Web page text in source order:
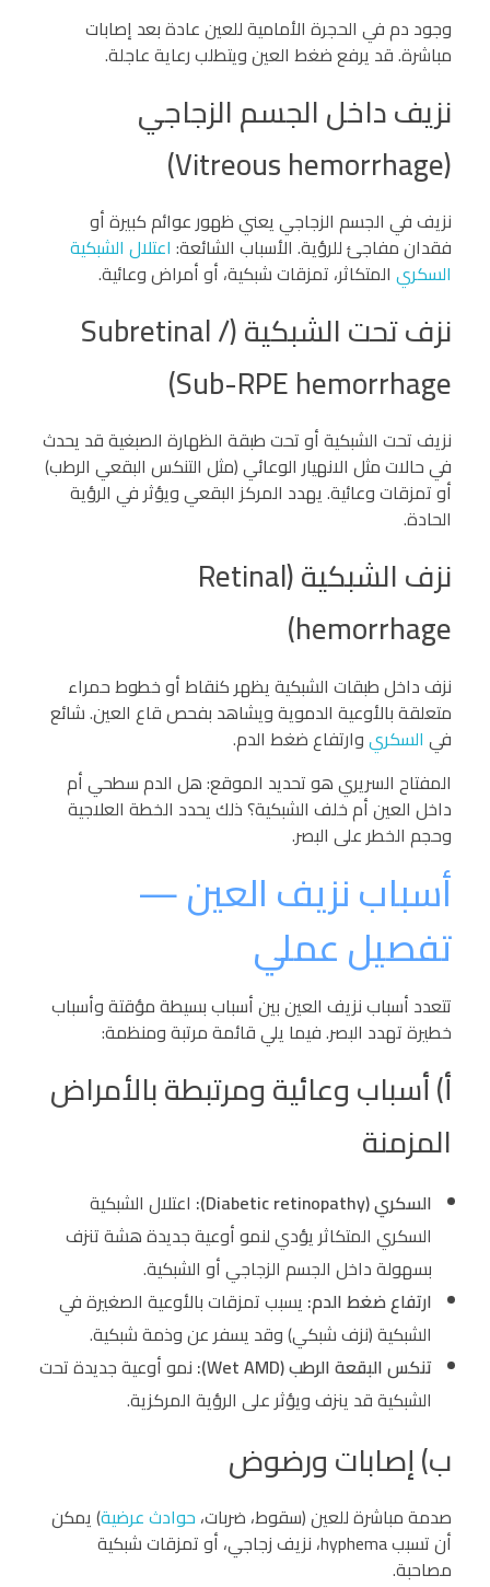
وجود دم في الحجرة الأمامية للعين عادة بعد إصابات
مباشرة. قد يرفع ضغط العين ويتطلب رعاية عاجلة.
نزيف داخل الجسم الزجاجي
(Vitreous hemorrhage)
نزيف في الجسم الزجاجي يعني ظهور عوائم كبيرة أو
فقدان مفاجئ للرؤية. الأسباب الشائعة: اعتلال الشبكية
السكري المتكاثر، تمزقات شبكية، أو أمراض وعائية.
نزف تحت الشبكية (Subretinal /
Sub-RPE hemorrhage)
نزيف تحت الشبكية أو تحت طبقة الظهارة الصبغية قد يحدث
في حالات مثل الانهيار الوعائي (مثل التنكس البقعي الرطب)
أو تمزقات وعائية. يهدد المركز البقعي ويؤثر في الرؤية
الحادة.
نزف الشبكية (Retinal
hemorrhage)
نزف داخل طبقات الشبكية يظهر كنقاط أو خطوط حمراء
متعلقة بالأوعية الدموية ويشاهد بفحص قاع العين. شائع
في السكريوارتفاع ضغط الدم.
المفتاح السريري هو تحديد الموقع: هل الدم سطحي أم
داخل العين أم خلف الشبكية؟ ذلك يحدد الخطة العلاجية
وحجم الخطر على البصر.
أسباب نزيف العين —
تفصيل عملي
تتعدد أسباب نزيف العين بين أسباب بسيطة مؤقتة وأسباب
خطيرة تهدد البصر. فيما يلي قائمة مرتبة ومنظمة:
أ) أسباب وعائية ومرتبطة بالأمراض
المزمنة
السكري (Diabetic retinopathy):
اعتلال الشبكية
السكري المتكاثر يؤدي لنمو أوعية جديدة هشة تنزف
بسهولة داخل الجسم الزجاجي أو الشبكية.
ارتفاع ضغط الدم: يسبب تمزقات بالأوعية الصغيرة في
الشبكية (نزف شبكي) وقد يسفر عن وذمة شبكية.
تنكس البقعة الرطب (Wet AMD):
نمو أوعية جديدة تحت
الشبكية قد ينزف ويؤثر على الرؤية المركزية.
ب) إصابات ورضوض
صدمة مباشرة للعين (سقوط، ضربات، حوادث عرضية) يمكن
أن تسبب hyphema، نزيف زجاجي، أو تمزقات شبكية
مصاحبة.